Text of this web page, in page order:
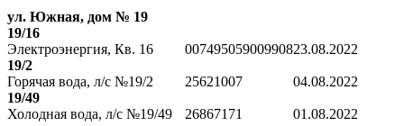
ул. Южная, дом № 19
19/16
Электроэнергия, Кв. 16
00749505900990823.08.2022
19/2
Горячая вода, л/с №19/2
25621007
04.08.2022
19/49
Холодная вода, л/с №19/49
26867171 01.08.2022